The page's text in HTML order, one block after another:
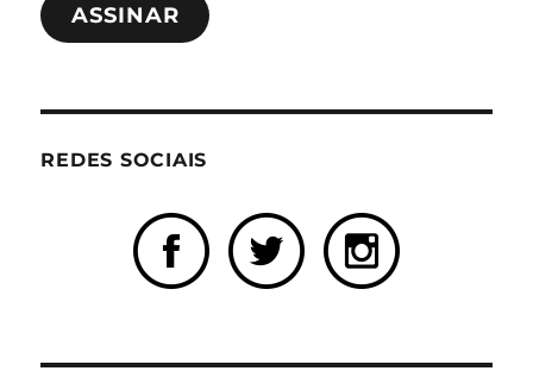
mailASSINAR
REDES SOCIAIS